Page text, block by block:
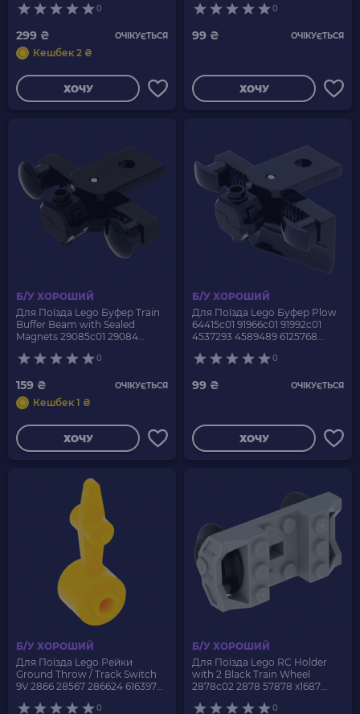
Grey Б/У
0
299 ₴ ОЧІКУЄТЬСЯ
Кешбек 2 ₴
ХОЧУ
0
99 ₴ ОЧІКУЄТЬСЯ
ХОЧУ
Б/У ХОРОШИЙ
Для Поїзда Lego Буфер Train
Buffer Beam with Sealed
Magnets 29085c01 29084
0
159 ₴ ОЧІКУЄТЬСЯ
Кешбек 1 ₴
ХОЧУ
Б/У ХОРОШИЙ
Для Поїзда Lego Буфер Plow
64415c01 91966c01 91992c01
4537293 4589489 6125768
0
99 ₴ ОЧІКУЄТЬСЯ
ХОЧУ
Б/У ХОРОШИЙ
Для Поїзда Lego Рейки
Ground Throw / Track Switch
9V 2866 28567 286624 6163975
0
Б/У ХОРОШИЙ
Для Поїзда Lego RC Holder
with 2 Black Train Wheel
2878c02 2878 57878 x1687
Bluish Grey Б/У
0